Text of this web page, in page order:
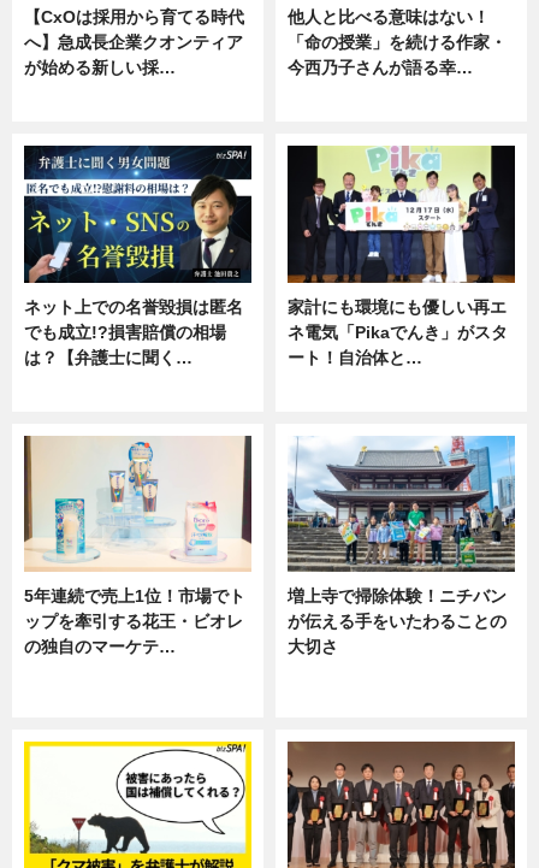
【CxOは採用から育てる時代
へ】急成長企業クオンティア
が始める新しい採…
他人と比べる意味はない！
「命の授業」を続ける作家・
今西乃子さんが語る幸…
ネット上での名誉毀損は匿名
でも成立!?損害賠償の相場
は？【弁護士に聞く…
家計にも環境にも優しい再エ
ネ電気「Pikaでんき」がスタ
ート！自治体と…
5年連続で売上1位！市場でト
ップを牽引する花王・ビオレ
の独自のマーケテ…
増上寺で掃除体験！ニチバン
が伝える手をいたわることの
大切さ